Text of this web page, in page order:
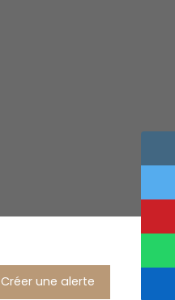
Créer une alerte